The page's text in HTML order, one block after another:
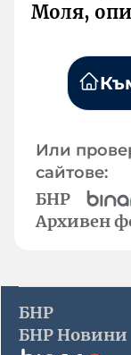
Моля,
Или
сайтове:
БНР
Архивен
БНР
БНР Новини